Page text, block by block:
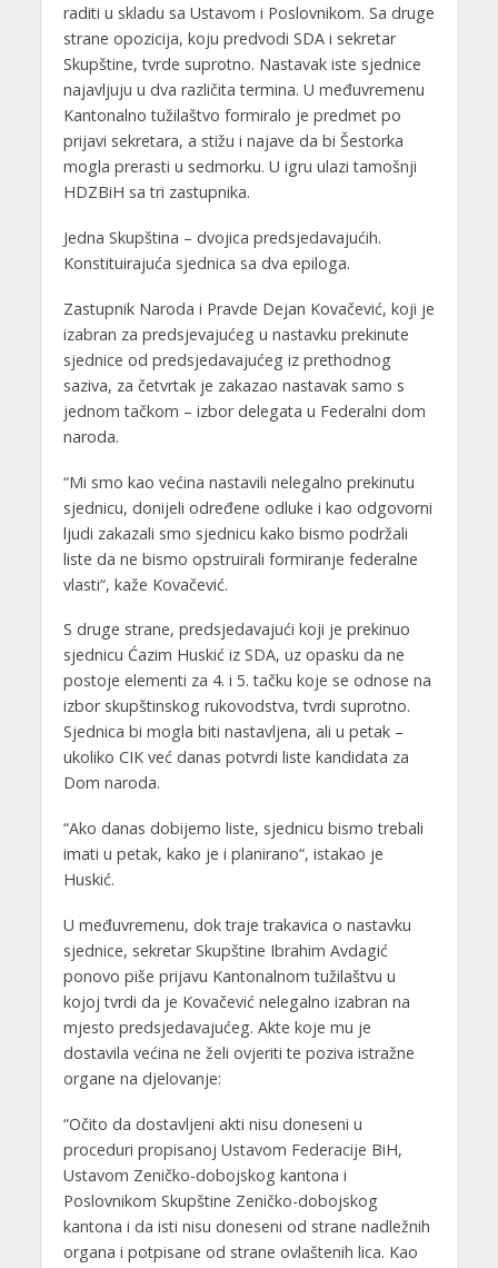
raditi u skladu sa Ustavom i Poslovnikom. Sa druge
strane opozicija, koju predvodi SDA i sekretar
Skupštine, tvrde suprotno. Nastavak iste sjednice
najavljuju u dva različita termina. U međuvremenu
Kantonalno tužilaštvo formiralo je predmet po
prijavi sekretara, a stižu i najave da bi Šestorka
mogla prerasti u sedmorku. U igru ulazi tamošnji
HDZBiH sa tri zastupnika.
Jedna Skupština – dvojica predsjedavajućih.
Konstituirajuća sjednica sa dva epiloga.
Zastupnik Naroda i Pravde Dejan Kovačević, koji je
izabran za predsjevajućeg u nastavku prekinute
sjednice od predsjedavajućeg iz prethodnog
saziva, za četvrtak je zakazao nastavak samo s
jednom tačkom – izbor delegata u Federalni dom
naroda.
“Mi smo kao većina nastavili nelegalno prekinutu
sjednicu, donijeli određene odluke i kao odgovorni
ljudi zakazali smo sjednicu kako bismo podržali
liste da ne bismo opstruirali formiranje federalne
vlasti“, kaže Kovačević.
S druge strane, predsjedavajući koji je prekinuo
sjednicu Ćazim Huskić iz SDA, uz opasku da ne
postoje elementi za 4. i 5. tačku koje se odnose na
izbor skupštinskog rukovodstva, tvrdi suprotno.
Sjednica bi mogla biti nastavljena, ali u petak –
ukoliko CIK već danas potvrdi liste kandidata za
Dom naroda.
“Ako danas dobijemo liste, sjednicu bismo trebali
imati u petak, kako je i planirano“, istakao je
Huskić.
U međuvremenu, dok traje trakavica o nastavku
sjednice, sekretar Skupštine Ibrahim Avdagić
ponovo piše prijavu Kantonalnom tužilaštvu u
kojoj tvrdi da je Kovačević nelegalno izabran na
mjesto predsjedavajućeg. Akte koje mu je
dostavila većina ne želi ovjeriti te poziva istražne
organe na djelovanje:
“Očito da dostavljeni akti nisu doneseni u
proceduri propisanoj Ustavom Federacije BiH,
Ustavom Zeničko-dobojskog kantona i
Poslovnikom Skupštine Zeničko-dobojskog
kantona i da isti nisu doneseni od strane nadležnih
organa i potpisane od strane ovlaštenih lica. Kao